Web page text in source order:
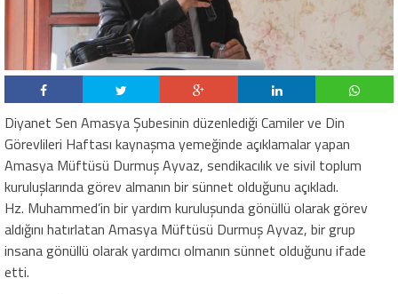
Diyanet Sen Amasya Şubesinin düzenlediği Camiler ve Din
Görevlileri Haftası kaynaşma yemeğinde açıklamalar yapan
Amasya Müftüsü Durmuş Ayvaz, sendikacılık ve sivil toplum
kuruluşlarında görev almanın bir sünnet olduğunu açıkladı.
Hz. Muhammed’in bir yardım kuruluşunda gönüllü olarak görev
aldığını hatırlatan Amasya Müftüsü Durmuş Ayvaz, bir grup
insana gönüllü olarak yardımcı olmanın sünnet olduğunu ifade
etti.